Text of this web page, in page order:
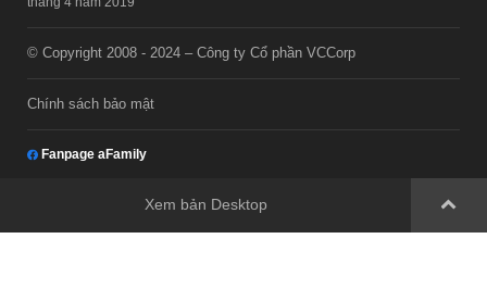
© Copyright 2008 - 2024 – Công ty Cổ phần VCCorp
Chính sách bảo mật
Fanpage aFamily
Xem bản Desktop